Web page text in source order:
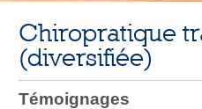
Chiropratique
(diversifiée)
Témoignages